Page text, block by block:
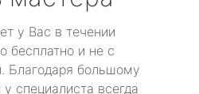
у Вас в течении
бесплатно и не с
Благодаря большому
специалиста всегда